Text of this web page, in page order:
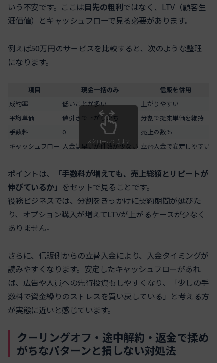
いう不安です。ここは目先の粗利ではなく、LTV（顧客生
涯価値）とキャッシュフローで見る必要があります。
例えば50万円のサービスを比較すると、次のような整理
になります。
項目 現金一括のみ
信販を併用
成約率
低いことが多い
上がりやすい
平均単価
値引きで下がりがち
分割で提案単価を維持
手数料
0
売上の数％
キャッシュフロー 入金は早いが件数が少ない 立替入金で安定しやすい
スクロールできます
ポイントは、
「手数料が増えても、売上総額とリピートが
伸びているか」 をセットで見ることです。
役務ビジネスでは、分割をきっかけに契約期間が延びた
り、オプション購入が増えてLTVが上がるケースが少なく
ありません。
さらに、信販側からの立替入金により、入金タイミングが
読みやすくなります。安定したキャッシュフローがあれ
ば、広告や人員への先行投資もしやすくなり、「少しの手
数料で資金繰りのストレスを買い戻している」と考える方
が実態に近いと感じています。
クーリングオフ・途中解約・返金で揉め
がちなパターンと損しない対処法